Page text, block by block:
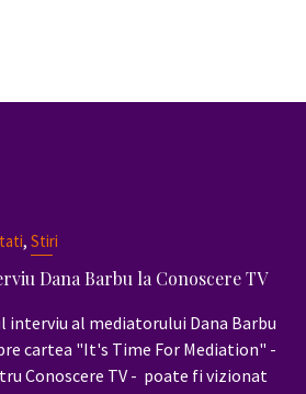
, Stiri
Dana Barbu la Conoscere TV
interviu al mediatorului Dana Barbu
cartea "It's Time For Mediation" -
Conoscere TV - poate fi vizionat